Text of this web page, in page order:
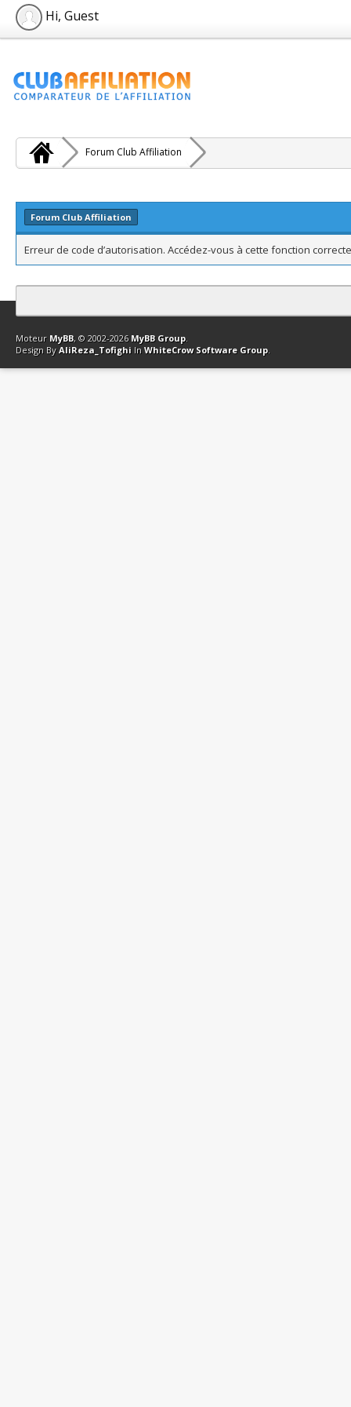
Hi, Guest
Forum Club Affiliation
Forum Club Affiliation
Erreur de code d’autorisation. Accédez-vous à cette fonction
Contact Club Affiliation Retourner en haut Version bas-débit
Moteur MyBB, © 2002-2026 MyBB Group.
Design By AliReza_Tofighi In WhiteCrow Software Group.